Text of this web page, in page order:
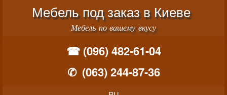
Перейти к основному
Меню учётной записи пользователя
Мебель под заказ в Киеве
Мебель по вашему вкусу
☎ (096) 482-61-04
✆ (063) 244-87-36